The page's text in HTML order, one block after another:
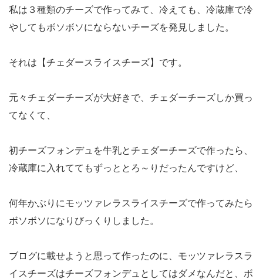
私は３種類のチーズで作ってみて、冷えても、冷蔵庫で冷
やしてもボソボソにならないチーズを発見しました。
それは【チェダースライスチーズ】です。
元々チェダーチーズが大好きで、チェダーチーズしか買っ
てなくて、
初チーズフォンデュを牛乳とチェダーチーズで作ったら、
冷蔵庫に入れててもずっととろ～りだったんですけど、
何年かぶりにモッツァレラスライスチーズで作ってみたら
ボソボソになりびっくりしました。
ブログに載せようと思って作ったのに、モッツァレラスラ
イスチーズはチーズフォンデュとしてはダメなんだと、ボ